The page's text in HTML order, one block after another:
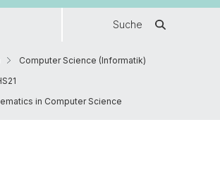
Suche
Computer Science (Informatik)
in Computer Science